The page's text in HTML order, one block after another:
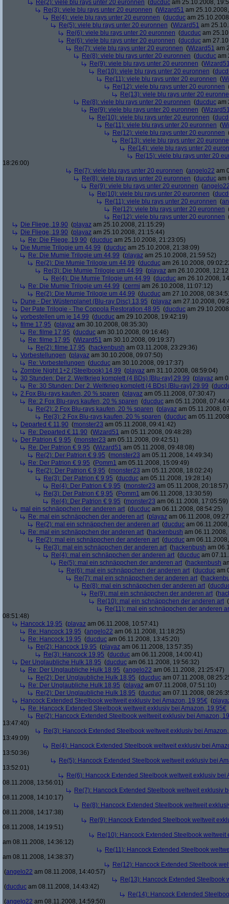
Re(2): viele blu rays unter 20 euronnen (ducduc am 25.10.2008,
Re(3): viele blu rays unter 20 euronnen (Wizard51 am
Re(4): viele blu rays unter 20 euronnen (ducduc am
Re(5): viele blu rays unter 20 euronnen (Wizard51 am
Re(6): viele blu rays unter 20 euronnen (ducduc am
Re(6): viele blu rays unter 20 euronnen (ducduc am
Re(7): viele blu rays unter 20 euronnen (Wizard51 am
Re(8): viele blu rays unter 20 euronnen (ducduc am
Re(9): viele blu rays unter 20 euronnen (
Re(10): viele blu rays unter 20 euronnen (
Re(11): viele blu rays unter 20 euronnen (
Re(12): viele blu rays unter 20 euronnen
Re(13): viele blu rays unter 20
Re(8): viele blu rays unter 20 euronnen (ducduc am
Re(9): viele blu rays unter 20 euronnen (
Re(10): viele blu rays unter 20 euronnen (
Re(11): viele blu rays unter 20 euronnen (
Re(12): viele blu rays unter 20 euronnen
Re(13): viele blu rays unter 20
Re(14): viele blu rays unter 20
Re(15): viele blu rays unter 20
18:26:00)
Re(7): viele blu rays unter 20 euronnen (angelo22 am
Re(8): viele blu rays unter 20 euronnen (ducduc am
Re(9): viele blu rays unter 20 euronnen (
Re(10): viele blu rays unter 20 euronnen (
Re(11): viele blu rays unter 20 euronnen (
Re(12): viele blu rays unter 20 euronnen
Re(12): viele blu rays unter 20 euronnen
Die Fliege, 19,90 (playaz am 25.10.2008, 21:15:29)
Die Fliege, 19,90 (playaz am 25.10.2008, 21:15:44)
Re: Die Fliege, 19,90 (ducduc am 25.10.2008, 21:23:05)
Die Mumie Trilogie um 44,99 (ducduc am 25.10.2008, 21:38:09)
Re: Die Mumie Trilogie um 44,99 (playaz am 25.10.2008, 21:59:52)
Re(2): Die Mumie Trilogie um 44,99 (ducduc am 26.10.2008,
Re(3): Die Mumie Trilogie um 44,99 (playaz am 26.10.2008,
Re(4): Die Mumie Trilogie um 44,99 (ducduc am 26.10.2008,
Re: Die Mumie Trilogie um 44,99 (cermi am 26.10.2008, 11:07:12)
Re(2): Die Mumie Trilogie um 44,99 (ducduc am 27.10.2008,
Dune - Der Wüstenplanet (Blu-ray Disc) 13,95 (playaz am 27.10.2008,
Der Pate Trilogie - The Coppola Restoration 48,95 (ducduc am
vorbestellen um je 14,99 (ducduc am 29.10.2008, 19:42:19)
filme 17,95 (playaz am 30.10.2008, 08:35:30)
Re: filme 17,95 (ducduc am 30.10.2008, 09:16:46)
Re: filme 17,95 (Wizard51 am 30.10.2008, 09:19:37)
Re(2): filme 17,95 (hackenbush am 03.11.2008, 23:29:36)
Vorbestellungen (playaz am 30.10.2008, 09:07:50)
Re: Vorbestellungen (ducduc am 30.10.2008, 09:17:37)
Zombie Night 1+2 (Steelbook) 14,99 (playaz am 31.10.2008, 08:59:04)
30 Stunden: Der 2. Weltkrieg komplett (4 BDs) [Blu-ray] 29,99 (playaz am
Re: 30 Stunden: Der 2. Weltkrieg komplett (4 BDs) [Blu-ray] 29,99 (
2 Fox Blu-rays kaufen, 20 % sparen (playaz am 05.11.2008, 07:30:47)
Re: 2 Fox Blu-rays kaufen, 20 % sparen (ducduc am 05.11.2008,
Re(2): 2 Fox Blu-rays kaufen, 20 % sparen (playaz am 05.11.2008,
Re(3): 2 Fox Blu-rays kaufen, 20 % sparen (ducduc am
Departed € 11,90 (monster23 am 05.11.2008, 09:41:42)
Re: Departed € 11,90 (Wizard51 am 05.11.2008, 09:48:28)
Der Patrion € 9,95 (monster23 am 05.11.2008, 09:42:51)
Re: Der Patrion € 9,95 (Wizard51 am 05.11.2008, 09:48:08)
Re(2): Der Patrion € 9,95 (monster23 am 05.11.2008, 14:49:34)
Re: Der Patrion € 9,95 (Pomm1 am 05.11.2008, 15:09:49)
Re(2): Der Patrion € 9,95 (monster23 am 05.11.2008, 18:02:24)
Re(3): Der Patrion € 9,95 (ducduc am 05.11.2008, 19:28:14)
Re(4): Der Patrion € 9,95 (monster23 am 05.11.2008, 20:18:57)
Re(3): Der Patrion € 9,95 (Pomm1 am 06.11.2008, 13:30:59)
Re(4): Der Patrion € 9,95 (monster23 am 06.11.2008, 17:05:59)
mal ein schnäppchen der anderen art (ducduc am 06.11.2008, 08:54:25)
Re: mal ein schnäppchen der anderen art (playaz am 06.11.2008,
Re(2): mal ein schnäppchen der anderen art (ducduc am
Re: mal ein schnäppchen der anderen art (hackenbush am
Re(2): mal ein schnäppchen der anderen art (ducduc am
Re(3): mal ein schnäppchen der anderen art (hackenbush am
Re(4): mal ein schnäppchen der anderen art (ducduc am
Re(5): mal ein schnäppchen der anderen art (hackenbush
Re(6): mal ein schnäppchen der anderen art (ducduc am
Re(7): mal ein schnäppchen der anderen art (
Re(8): mal ein schnäppchen der anderen art (
Re(9): mal ein schnäppchen der anderen art (
Re(10): mal ein schnäppchen der anderen art (
Re(11): mal ein schnäppchen der anderen
08:51:48)
Hancock 19,95 (playaz am 06.11.2008, 10:57:41)
Re: Hancock 19,95 (angelo22 am 06.11.2008, 11:18:25)
Re: Hancock 19,95 (ducduc am 06.11.2008, 13:45:20)
Re(2): Hancock 19,95 (playaz am 06.11.2008, 13:57:35)
Re(3): Hancock 19,95 (ducduc am 06.11.2008, 14:00:41)
Der Unglaubliche Hulk 18,95 (ducduc am 06.11.2008, 19:56:32)
Re: Der Unglaubliche Hulk 18,95 (angelo22 am 06.11.2008, 21:25:47)
Re(2): Der Unglaubliche Hulk 18,95 (ducduc am 07.11.2008,
Re: Der Unglaubliche Hulk 18,95 (playaz am 07.11.2008, 07:51:10)
Re(2): Der Unglaubliche Hulk 18,95 (ducduc am 07.11.2008,
Hancock Extended Steelbook weltweit exklusiv bei Amazon, 19,95€ (
Re: Hancock Extended Steelbook weltweit exklusiv bei Amazon, 19,95€
Re(2): Hancock Extended Steelbook weltweit exklusiv bei Amazon,
13:47:40)
Re(3): Hancock Extended Steelbook weltweit exklusiv bei
13:49:09)
Re(4): Hancock Extended Steelbook weltweit exklusiv bei
13:50:36)
Re(5): Hancock Extended Steelbook weltweit exklusiv bei
13:52:01)
Re(6): Hancock Extended Steelbook weltweit exklusiv bei
08.11.2008, 13:56:01)
Re(7): Hancock Extended Steelbook weltweit exklusiv
08.11.2008, 14:10:17)
Re(8): Hancock Extended Steelbook weltweit
08.11.2008, 14:17:38)
Re(9): Hancock Extended Steelbook weltweit
08.11.2008, 14:19:51)
Re(10): Hancock Extended Steelbook weltweit
am 08.11.2008, 14:36:12)
Re(11): Hancock Extended Steelbook
am 08.11.2008, 14:38:37)
Re(12): Hancock Extended Steelbook
(angelo22 am 08.11.2008, 14:40:57)
Re(13): Hancock Extended Steelbook
(ducduc am 08.11.2008, 14:43:42)
Re(14): Hancock Extended
(angelo22 am 08.11.2008, 14:59:50)